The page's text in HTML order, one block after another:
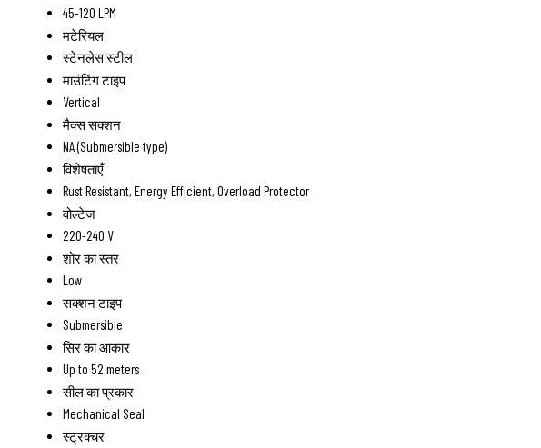
45-120 LPM
मटेरियल
स्टेनलेस स्टील
माउंटिंग टाइप
Vertical
मैक्स सक्शन
NA (Submersible type)
विशेषताएँ
Rust Resistant, Energy Efficient, Overload Protector
वोल्टेज
220-240 V
शोर का स्तर
Low
सक्शन टाइप
Submersible
सिर का आकार
Up to 52 meters
सील का प्रकार
Mechanical Seal
स्ट्रक्चर